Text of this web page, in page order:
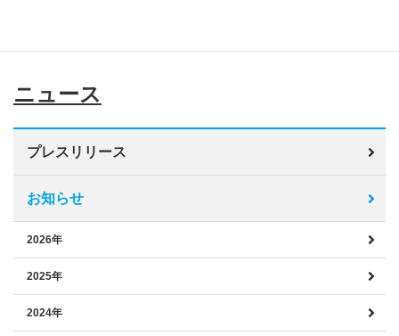
ニュース
プレスリリース
お知らせ
2026年
2025年
2024年